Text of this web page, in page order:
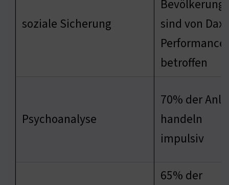
soziale Sicherung
Bevölkerung
sind von Dax-
Performance
betroffen
Psychoanalyse
70% der
handeln
impulsiv
65% der